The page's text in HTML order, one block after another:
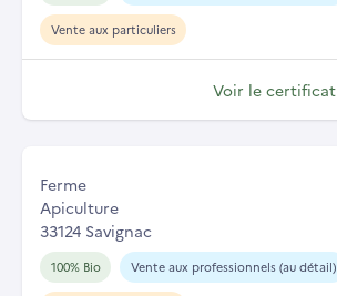
Vente aux particuliers
Voir le certificat
Ferme
Apiculture
33124 Savignac
100% Bio Vente aux professionnels (au détail)